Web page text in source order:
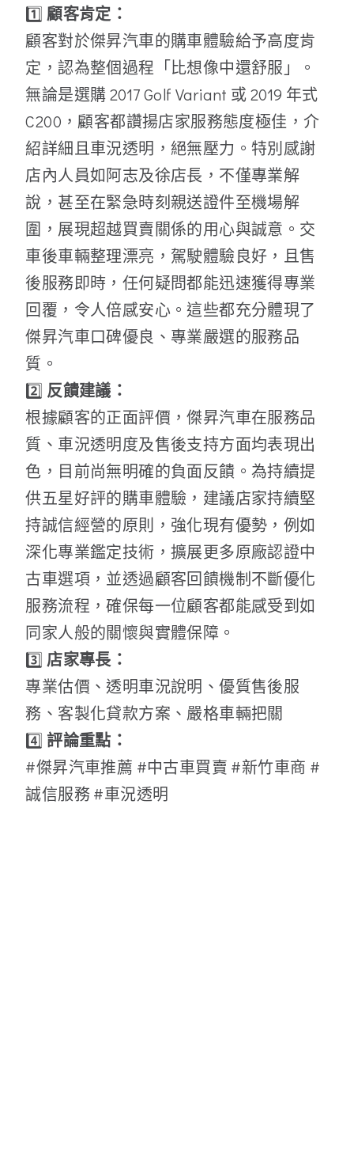
1️⃣ 顧客肯定：
顧客對於傑昇汽車的購車體驗給予高度肯
定，認為整個過程「比想像中還舒服」。
無論是選購 2017 Golf Variant 或 2019 年式
C200，顧客都讚揚店家服務態度極佳，介
紹詳細且車況透明，絕無壓力。特別感謝
店內人員如阿志及徐店長，不僅專業解
說，甚至在緊急時刻親送證件至機場解
圍，展現超越買賣關係的用心與誠意。交
車後車輛整理漂亮，駕駛體驗良好，且售
後服務即時，任何疑問都能迅速獲得專業
回覆，令人倍感安心。這些都充分體現了
傑昇汽車口碑優良、專業嚴選的服務品
質。
2️⃣ 反饋建議：
根據顧客的正面評價，傑昇汽車在服務品
質、車況透明度及售後支持方面均表現出
色，目前尚無明確的負面反饋。為持續提
供五星好評的購車體驗，建議店家持續堅
持誠信經營的原則，強化現有優勢，例如
深化專業鑑定技術，擴展更多原廠認證中
古車選項，並透過顧客回饋機制不斷優化
服務流程，確保每一位顧客都能感受到如
同家人般的關懷與實體保障。
3️⃣ 店家專長：
專業估價、透明車況說明、優質售後服
務、客製化貸款方案、嚴格車輛把關
4️⃣ 評論重點：
#傑昇汽車推薦 #中古車買賣 #新竹車商 #
誠信服務 #車況透明